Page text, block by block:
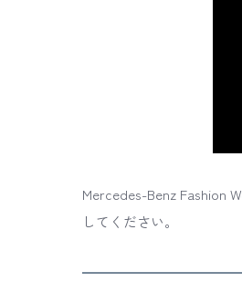
Mercedes-Benz Fashion
してください。